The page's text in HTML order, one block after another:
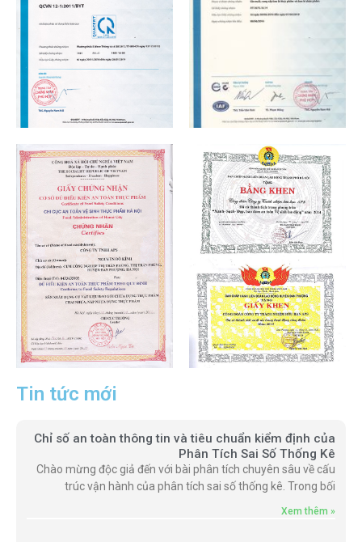
Tin tức mới
Chỉ số an toàn thông tin và tiêu chuẩn kiểm định của
Phân Tích Sai Số Thống Kê
Chào mừng độc giả đến với bài phân tích chuyên sâu về cấu
trúc vận hành của phân tích sai số thống kê. Trong bối
Xem thêm »